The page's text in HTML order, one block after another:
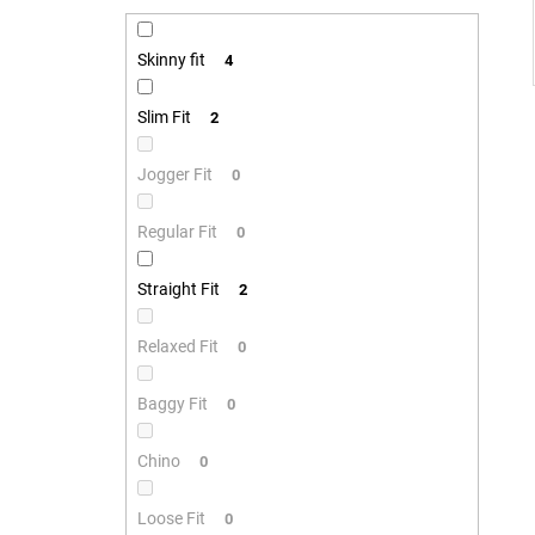
Skinny fit 4
Slim Fit 2
Jogger Fit 0
Regular Fit 0
Straight Fit 2
Relaxed Fit 0
Baggy Fit 0
Chino 0
Loose Fit 0